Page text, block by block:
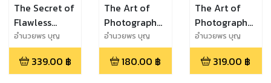
The Secret of
Flawless
PHOTOGRAPHY:
เคล็ดลับความ
สำเร็จในการ
อำนวยพร บุญ
จำรัส
339.00 ฿
The Art of
Photography
ศิลปะแห่งการ
ถ่ายภาพ
อำนวยพร บุญ
จำรัส
180.00 ฿
The Art of
Photography
Digital ศิลปะ
แห่งการถ่าย
ภาพ
อำนวยพร บุญ
จำรัส
319.00 ฿